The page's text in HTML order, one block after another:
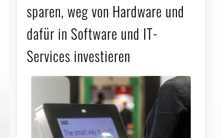
sparen, weg von Hardware und
dafür in Software und IT-
Services investieren